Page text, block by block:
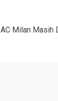
AC Milan Masih